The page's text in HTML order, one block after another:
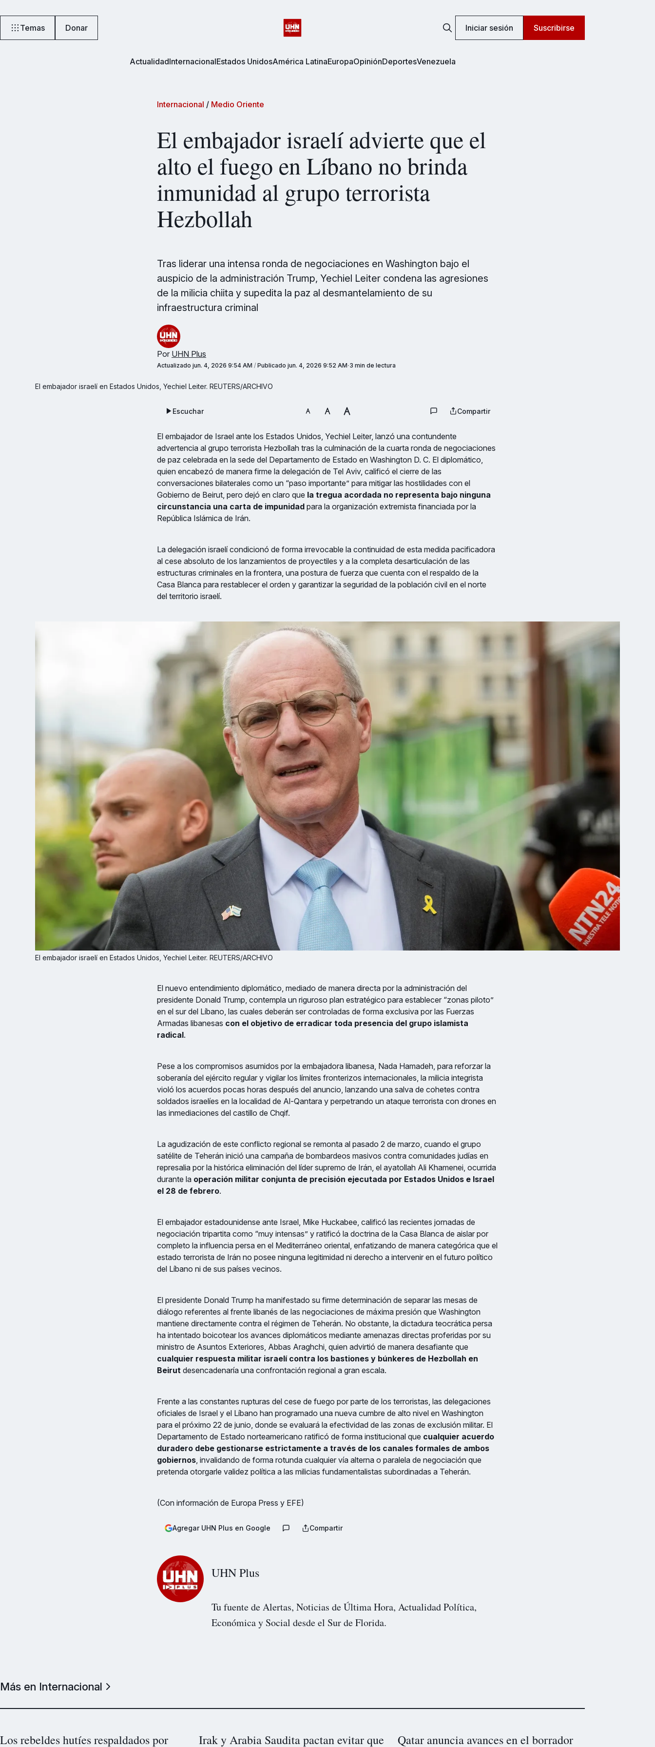
Temas Donar Iniciar sesión Suscribirse
ActualidadInternacionalEstados UnidosAmérica LatinaEuropaOpiniónDeportesVenezuela
Internacional / Medio Oriente
El embajador israelí advierte que el
alto el fuego en Líbano no brinda
inmunidad al grupo terrorista
Hezbollah
Tras liderar una intensa ronda de negociaciones en Washington bajo el
auspicio de la administración Trump, Yechiel Leiter condena las agresiones
de la milicia chiita y supedita la paz al desmantelamiento de su
infraestructura criminal
Por UHN Plus
Actualizado jun. 4, 2026 9:54 AM / Publicado jun. 4, 2026 9:52 AM 3 min de lectura
El embajador israelí en Estados Unidos, Yechiel Leiter. REUTERS/ARCHIVO
Escuchar Compartir
El embajador de Israel ante los Estados Unidos, Yechiel Leiter, lanzó una contundente
advertencia al grupo terrorista Hezbollah tras la culminación de la cuarta ronda de negociaciones
de paz celebrada en la sede del Departamento de Estado en Washington D. C. El diplomático,
quien encabezó de manera firme la delegación de Tel Aviv, calificó el cierre de las
conversaciones bilaterales como un “paso importante” para mitigar las hostilidades con el
Gobierno de Beirut, pero dejó en claro que la tregua acordada no representa bajo ninguna
circunstancia una carta de impunidad para la organización extremista financiada por la
República Islámica de Irán.
La delegación israelí condicionó de forma irrevocable la continuidad de esta medida pacificadora
al cese absoluto de los lanzamientos de proyectiles y a la completa desarticulación de las
estructuras criminales en la frontera, una postura de fuerza que cuenta con el respaldo de la
Casa Blanca para restablecer el orden y garantizar la seguridad de la población civil en el norte
del territorio israelí.
El embajador israelí en Estados Unidos, Yechiel Leiter. REUTERS/ARCHIVO
El nuevo entendimiento diplomático, mediado de manera directa por la administración del
presidente Donald Trump, contempla un riguroso plan estratégico para establecer “zonas piloto”
en el sur del Líbano, las cuales deberán ser controladas de forma exclusiva por las Fuerzas
Armadas libanesas con el objetivo de erradicar toda presencia del grupo islamista
radical.
Pese a los compromisos asumidos por la embajadora libanesa, Nada Hamadeh, para reforzar la
soberanía del ejército regular y vigilar los límites fronterizos internacionales, la milicia integrista
violó los acuerdos pocas horas después del anuncio, lanzando una salva de cohetes contra
soldados israelíes en la localidad de Al-Qantara y perpetrando un ataque terrorista con drones en
las inmediaciones del castillo de Chqif.
La agudización de este conflicto regional se remonta al pasado 2 de marzo, cuando el grupo
satélite de Teherán inició una campaña de bombardeos masivos contra comunidades judías en
represalia por la histórica eliminación del líder supremo de Irán, el ayatollah Ali Khamenei, ocurrida
durante la operación militar conjunta de precisión ejecutada por Estados Unidos e Israel
el 28 de febrero.
El embajador estadounidense ante Israel, Mike Huckabee, calificó las recientes jornadas de
negociación tripartita como “muy intensas” y ratificó la doctrina de la Casa Blanca de aislar por
completo la influencia persa en el Mediterráneo oriental, enfatizando de manera categórica que el
estado terrorista de Irán no posee ninguna legitimidad ni derecho a intervenir en el futuro político
del Líbano ni de sus países vecinos.
El presidente Donald Trump ha manifestado su firme determinación de separar las mesas de
diálogo referentes al frente libanés de las negociaciones de máxima presión que Washington
mantiene directamente contra el régimen de Teherán. No obstante, la dictadura teocrática persa
ha intentado boicotear los avances diplomáticos mediante amenazas directas proferidas por su
ministro de Asuntos Exteriores, Abbas Araghchi, quien advirtió de manera desafiante que
cualquier respuesta militar israelí contra los bastiones y búnkeres de Hezbollah en
Beirut desencadenaría una confrontación regional a gran escala.
Frente a las constantes rupturas del cese de fuego por parte de los terroristas, las delegaciones
oficiales de Israel y el Líbano han programado una nueva cumbre de alto nivel en Washington
para el próximo 22 de junio, donde se evaluará la efectividad de las zonas de exclusión militar. El
Departamento de Estado norteamericano ratificó de forma institucional que cualquier acuerdo
duradero debe gestionarse estrictamente a través de los canales formales de ambos
gobiernos , invalidando de forma rotunda cualquier vía alterna o paralela de negociación que
pretenda otorgarle validez política a las milicias fundamentalistas subordinadas a Teherán.
(Con información de Europa Press y EFE)
Agregar UHN Plus en Google Compartir
UHN Plus
Tu fuente de Alertas, Noticias de Última Hora, Actualidad Política,
Económica y Social desde el Sur de Florida.
Más en Internacional
Los rebeldes hutíes respaldados por
Irak y Arabia Saudita pactan evitar que
Qatar anuncia avances en el borrador